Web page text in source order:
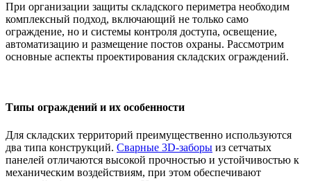
При организации защиты складского периметра необходим
комплексный подход, включающий не только само
ограждение, но и системы контроля доступа, освещение,
автоматизацию и размещение постов охраны. Рассмотрим
основные аспекты проектирования складских ограждений.
Типы ограждений и их особенности
Для складских территорий преимущественно используются
два типа конструкций. Сварные 3D-заборы из сетчатых
панелей отличаются высокой прочностью и устойчивостью к
механическим воздействиям, при этом обеспечивают